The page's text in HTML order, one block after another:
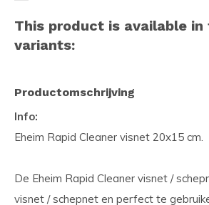
This product is available
variants:
Productomschrijving
Info:
Eheim Rapid Cleaner visnet 20x15 cm.
De Eheim Rapid Cleaner visnet /
visnet / schepnet en perfect te